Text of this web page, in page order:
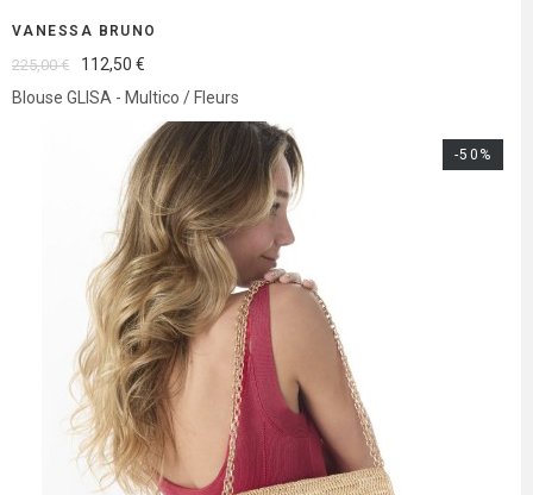
VANESSA BRUNO
Blouse GLISA - Multico / Fleurs
225,00 € 112,50 €
-50%